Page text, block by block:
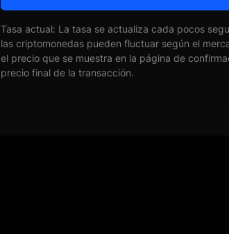
Tasa actual: La tasa se actualiza cada pocos
las criptomonedas pueden fluctuar según el
el precio que se muestra en la página de
precio final de la transacción.